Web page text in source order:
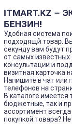
ITMART.KZ –
БЕНЗИН!
Удобная система
подходящй товар.
секунду вам будут
от самых
консультации и
визитная карточка
Напишите в чат или
телефонов на
В каталоге имеется
бюджетные, так и
ассортимент
покупкой товара?